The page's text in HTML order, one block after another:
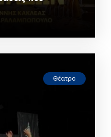
Θέατρο